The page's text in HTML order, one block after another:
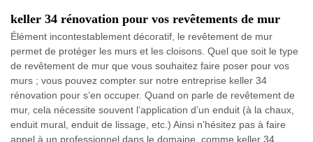
keller 34 rénovation pour vos revêtements de mur
Élément incontestablement décoratif, le revêtement de mur
permet de protéger les murs et les cloisons. Quel que soit le type
de revêtement de mur que vous souhaitez faire poser pour vos
murs ; vous pouvez compter sur notre entreprise keller 34
rénovation pour s’en occuper. Quand on parle de revêtement de
mur, cela nécessite souvent l’application d’un enduit (à la chaux,
enduit mural, enduit de lissage, etc.) Ainsi n’hésitez pas à faire
appel à un professionnel dans le domaine, comme keller 34